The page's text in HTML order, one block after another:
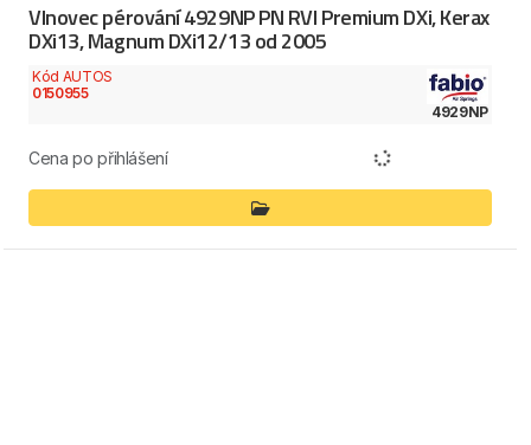
Vlnovec pérování 4929NP PN RVI Premium DXi, Kerax
DXi13, Magnum DXi12/13 od 2005
Kód AUTOS
0150955
4929NP
Cena po přihlášení